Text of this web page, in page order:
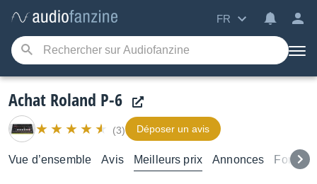
FR
Achat Roland P-6
(3) Déposer un avis
Vue d’ensemble Avis Meilleurs prix Annonces Forums